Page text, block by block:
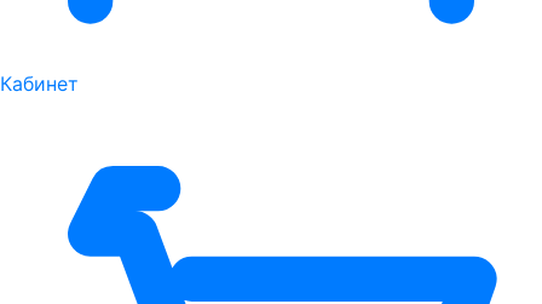
Кабинет